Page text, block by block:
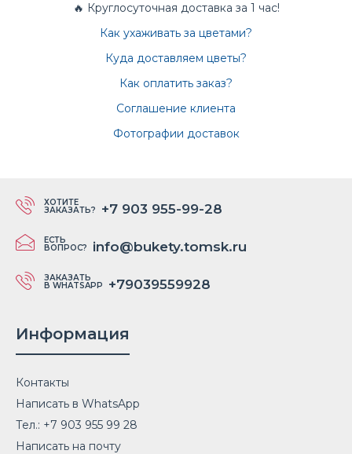
🔥 Круглосуточная доставка за 1 час!
Как ухаживать за цветами?
Куда доставляем цветы?
Как оплатить заказ?
Соглашение клиента
Фотографии доставок
ХОТИТЕ
ЗАКАЗАТЬ? +7 903 955-99-28
ЕСТЬ
ВОПРОС? info@bukety.tomsk.ru
ЗАКАЗАТЬ
В WHATSAPP +79039559928
Информация
Контакты
Написать в WhatsApp
Тел.: +7 903 955 99 28
Написать на почту